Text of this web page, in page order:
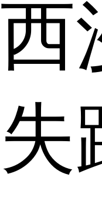
西
失